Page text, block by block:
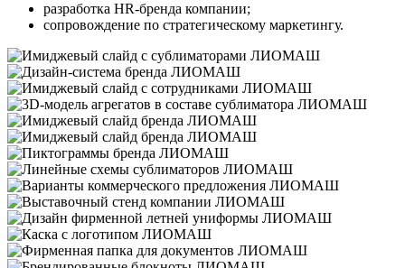
разработка HR-бренда компании;
сопровождение по стратегическому маркетингу.